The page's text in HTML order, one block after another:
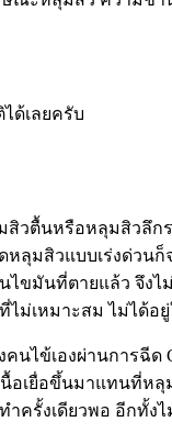
ด้เลยครับ
ตื้นหรือหลุมสิวลึกร
มสิวแบบเร่งด่วนก็
ไขมันที่ตายแล้ว จึง
ม่เหมาะสม ไม่ได้อ
ไข้เองผ่านการฉีด
นื้อเยื่อขึ้นมาแทนที่
ครั้งเดียวพอ อีกทั้ง